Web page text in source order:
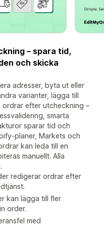
– spara tid,
och skicka
adresser, byta ut eller
varianter, lägga till
ordrar efter utcheckning –
smarta
sparar tid och
planer, Markets och
kan leda till en
manuellt. Alla
redigerar ordrar efter
kan lägga till fler
order.
med